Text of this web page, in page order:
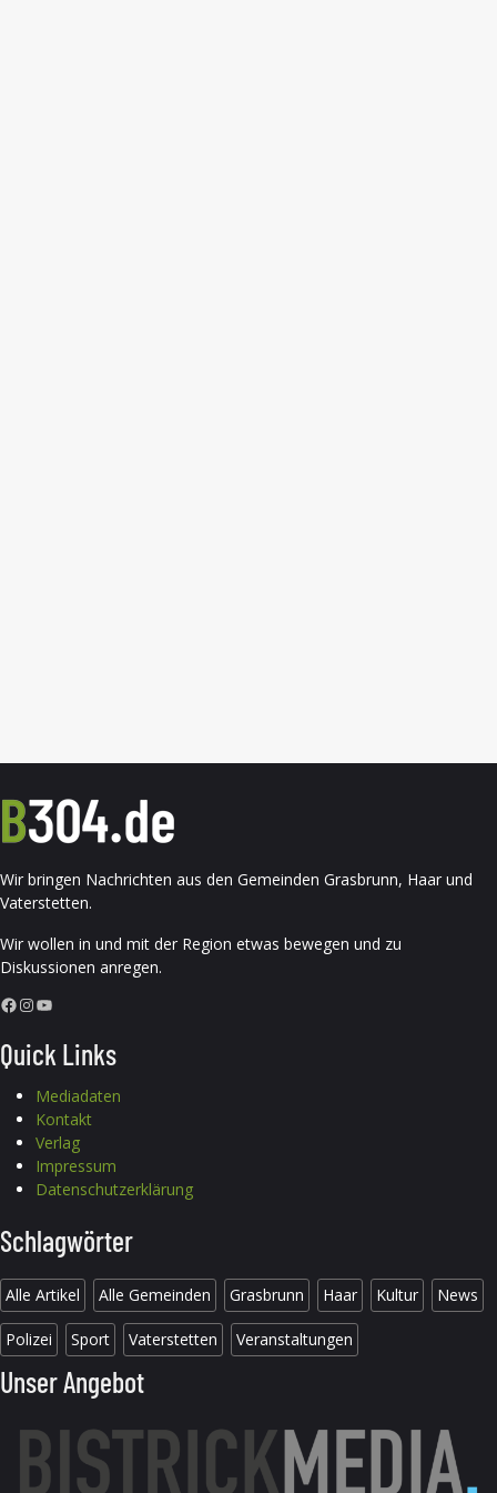
Wir bringen Nachrichten aus den Gemeinden Grasbrunn, Haar und
Vaterstetten.
Wir wollen in und mit der Region etwas bewegen und zu
Diskussionen anregen.
Facebook InstagramYouTube
Quick Links
Mediadaten
Kontakt
Verlag
Impressum
Datenschutzerklärung
Schlagwörter
Alle Artikel Alle Gemeinden Grasbrunn Haar Kultur News
Polizei Sport Vaterstetten Veranstaltungen
Unser Angebot